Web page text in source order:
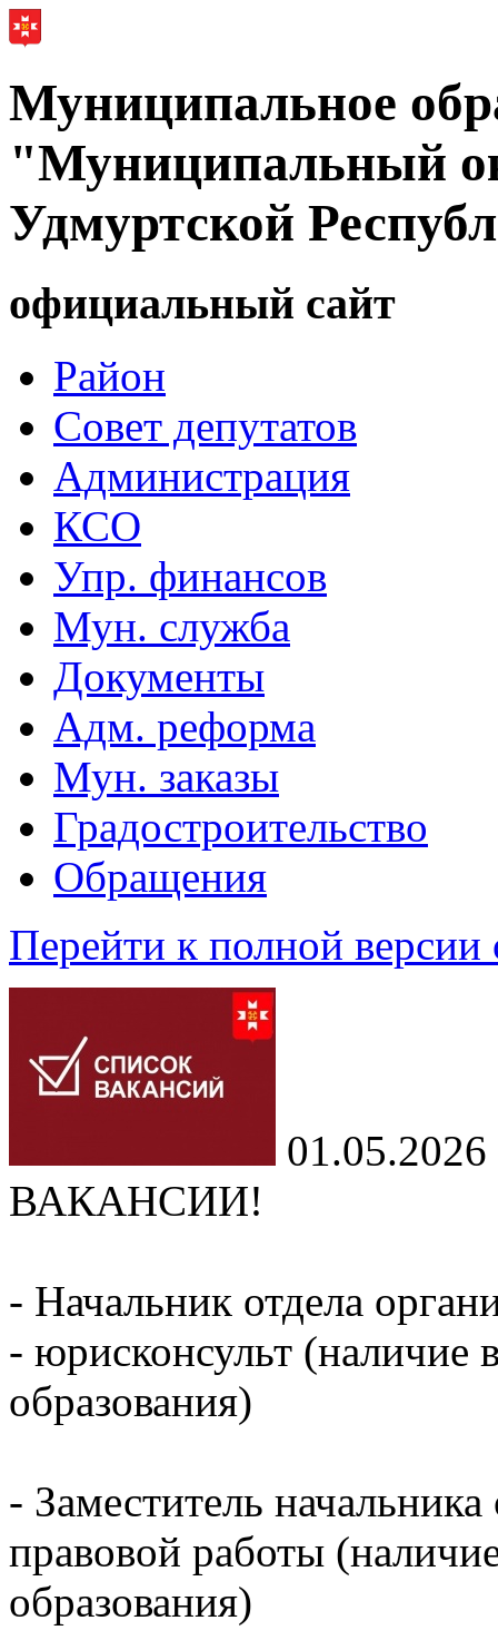
Муниципальное
"Муниципальный
Удмуртской
официальный сайт
Район
Совет депутатов
Администрация
КСО
Упр. финансов
Мун. служба
Документы
Адм. реформа
Мун. заказы
Градостроительство
Обращения
Перейти к полной версии
01.05.2026
ВАКАНСИИ!
- Начальник отдела
- юрисконсульт (наличие
образования)
- Заместитель
правовой работы
образования)